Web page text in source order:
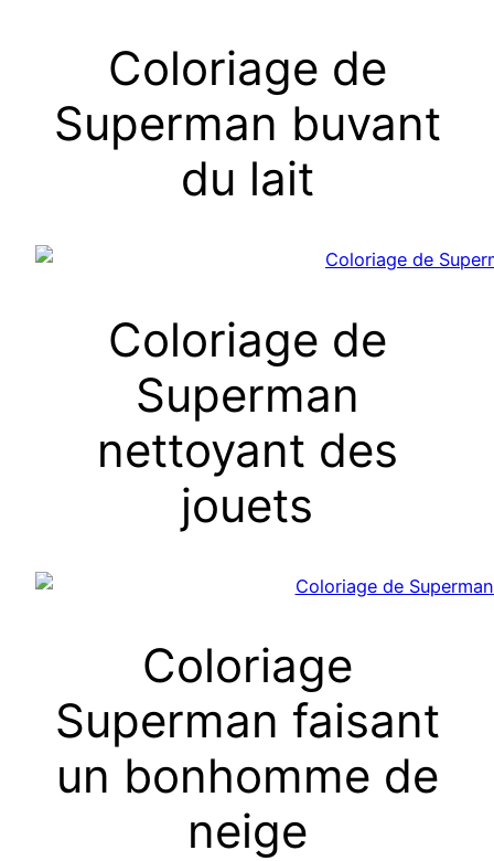
Coloriage de
Superman buvant
du lait
Coloriage de
Superman
nettoyant des
jouets
Coloriage
Superman faisant
un bonhomme de
neige